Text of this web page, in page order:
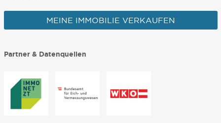
MEINE IMMOBILIE VERKAUFEN
Partner & Datenquellen